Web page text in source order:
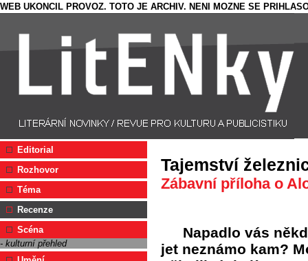
WEB UKONCIL PROVOZ. TOTO JE ARCHIV. NENI MOZNE SE
Editorial
Rozhovor
Téma
Recenze
Scéna
- kulturní přehled
Tajemství
Zábavní příloha o
Napadlo vás
jet neznámo kam?